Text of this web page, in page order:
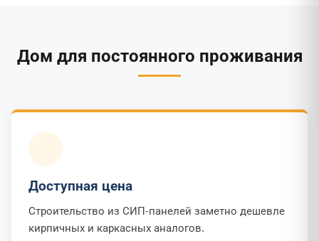
Дом для постоянного проживания
Доступная цена
Строительство из СИП-панелей заметно дешевле
кирпичных и каркасных аналогов.